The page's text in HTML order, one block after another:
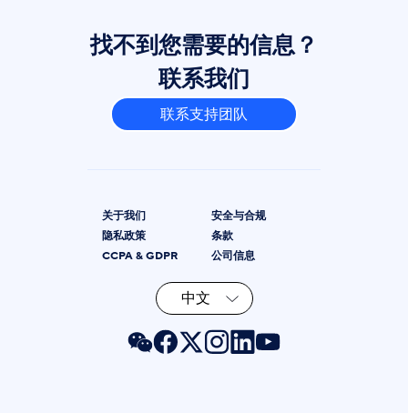
找不到您需要的信息？
联系我们
联系支持团队
关于我们
安全与合规
隐私政策
条款
CCPA & GDPR
公司信息
中文